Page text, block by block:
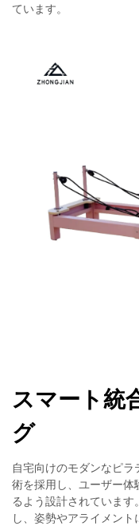
ています。
スマート統
グ
自宅向けのモダンなピ
術を採用し、ユーザー体
るよう設計されていま
し、姿勢やアライメン